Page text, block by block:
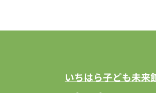
いちはら子ども未来